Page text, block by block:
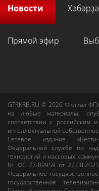
Новости
Прямой эфир
GTRKRB.RU © 2026Филиал
на любые материалы,
соответствии с российским
интеллектуальной
Сетевое издание «Вести-
Федеральной службе по
технологий и массовых
№ ФС 77-89959 от
Федеральное
государственная